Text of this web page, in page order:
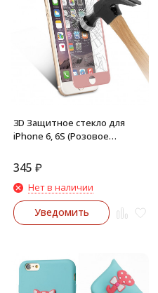
3D Защитное стекло для
iPhone 6, 6S (Розовое
345 ₽
Нет в наличии
Уведомить